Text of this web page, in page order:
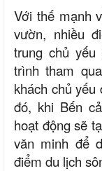
Với thế mạnh
vườn, nhiều
trung chủ
trình tham
khách chủ
đó, khi Bến
hoạt động sẽ
văn minh để
điểm du lịch